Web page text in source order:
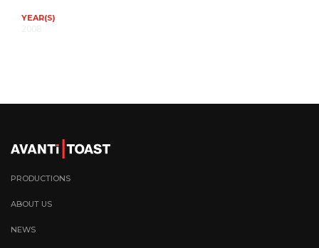
YEAR(S)
PRODUCTIONS
ABOUT US
NEWS